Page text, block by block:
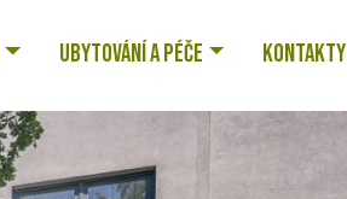
UBYTOVÁNÍ A PÉČE KONTAKTY